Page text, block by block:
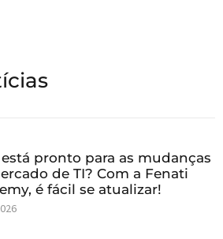
está pronto para as mudanças
de TI? Com a Fenati
é fácil se atualizar!